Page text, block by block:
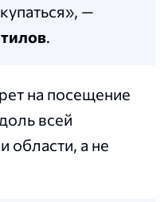
—
.
на посещение
всей
области, а не